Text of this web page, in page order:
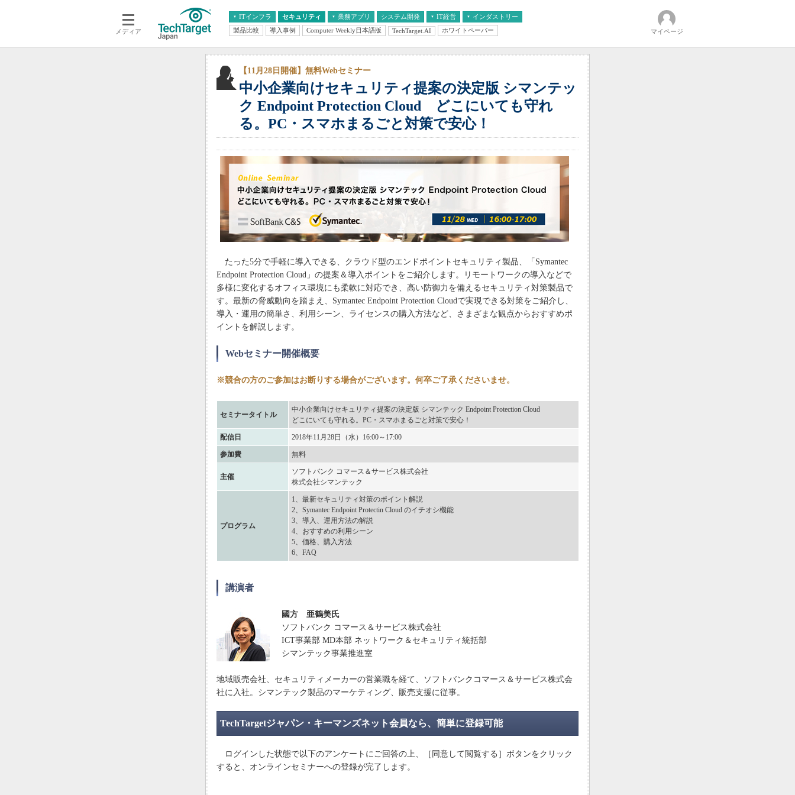
メディア
ITインフラ
クラウド
セキュリティ 業務アプリ
エンタープライズAI
ERP
データ分析
情報系システム
システム開発 IT経営
経営とIT
インダストリー
医療IT
製品比較 導入事例 Computer Weekly日本語版 TechTarget.AI ホワイトペーパー マイページ
中小企業向けセキュリティ提案の決定版 シマンテッ
ク Endpoint Protection Cloud どこにいても守れ
る。PC・スマホまるごと対策で安心！
【11月28日開催】無料Webセミナー
たった5分で手軽に導入できる、クラウド型のエンドポイントセキュリティ製品、「Symantec
Endpoint Protection Cloud」の提案＆導入ポイントをご紹介します。リモートワークの導入などで
多様に変化するオフィス環境にも柔軟に対応でき、高い防御力を備えるセキュリティ対策製品で
す。最新の脅威動向を踏まえ、Symantec Endpoint Protection Cloudで実現できる対策をご紹介し、
導入・運用の簡単さ、利用シーン、ライセンスの購入方法など、さまざまな観点からおすすめポ
イントを解説します。
Webセミナー開催概要
※競合の方のご参加はお断りする場合がございます。何卒ご了承くださいませ。
セミナータイトル
中小企業向けセキュリティ提案の決定版 シマンテック Endpoint Protection Cloud
どこにいても守れる。PC・スマホまるごと対策で安心！
配信日 2018年11月28日（水）16:00～17:00
参加費 無料
主催
ソフトバンク コマース＆サービス株式会社
株式会社シマンテック
プログラム
1、最新セキュリティ対策のポイント解説
2、Symantec Endpoint Protectin Cloud のイチオシ機能
3、導入、運用方法の解説
4、おすすめの利用シーン
5、価格、購入方法
6、FAQ
講演者
國方 亜鶴美氏
ソフトバンク コマース＆サービス株式会社
ICT事業部 MD本部 ネットワーク＆セキュリティ統括部
シマンテック事業推進室
地域販売会社、セキュリティメーカーの営業職を経て、ソフトバンクコマース＆サービス株式会
社に入社。シマンテック製品のマーケティング、販売支援に従事。
TechTargetジャパン・キーマンズネット会員なら、簡単に登録可能
ログインした状態で以下のアンケートにご回答の上、［同意して閲覧する］ボタンをクリック
すると、オンラインセミナーへの登録が完了します。